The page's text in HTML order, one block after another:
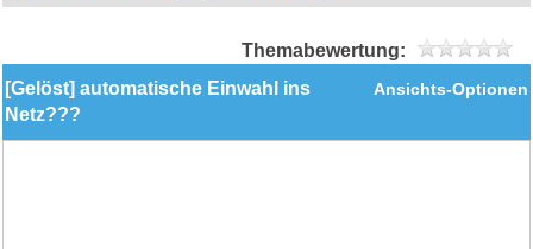
Themabewertung:
Ansichts-Optionen
[Gelöst] automatische Einwahl ins
Netz???